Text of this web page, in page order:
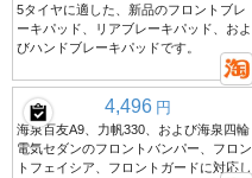
5タイヤに適した、新品のフロントブレ
ーキパッド、リアブレーキパッド、およ
びハンドブレーキパッドです。
4,496 円
海泉百友A9、力帆330、および海泉四輪
電気セダンのフロントバンパー、フロン
トフェイシア、フロントガードに対応し